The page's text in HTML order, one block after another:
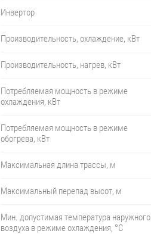
Инвертор
Производительность, охлаждение, кВт
Производительность, нагрев, кВт
Потребляемая мощность в режиме
охлаждения, кВт
Потребляемая мощность в режиме
обогрева, кВт
Максимальная длина трассы, м
Максимальный перепад высот, м
Мин. допустимая температура наружного
воздуха в режиме охлаждения, °С